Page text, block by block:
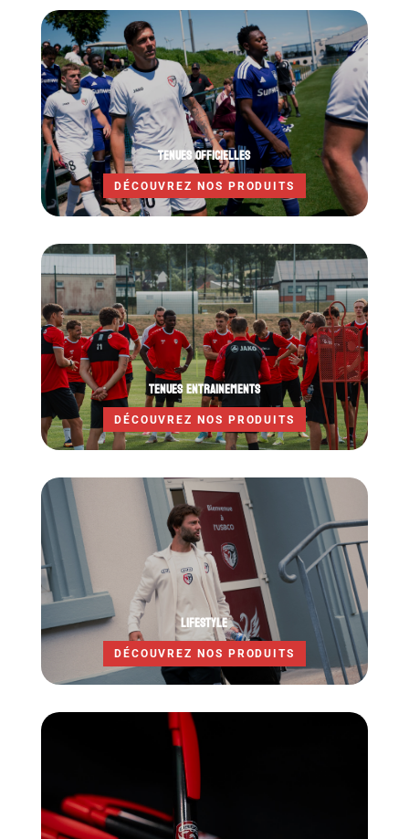
TENUES OFFICIELLES
DÉCOUVREZ NOS PRODUITS
TENUES ENTRAINEMENTS
DÉCOUVREZ NOS PRODUITS
LIFESTYLE
DÉCOUVREZ NOS PRODUITS